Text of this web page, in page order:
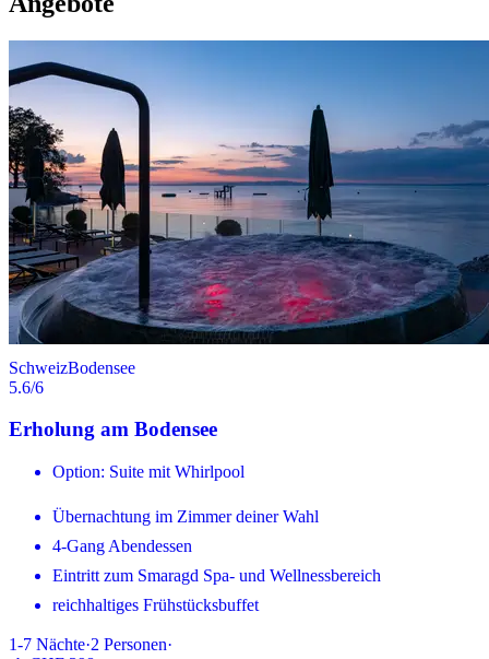
SchweizBodensee
5.6/6
Erholung am Bodensee
Option: Suite mit Whirlpool
Übernachtung im Zimmer deiner Wahl
4-Gang Abendessen
Eintritt zum Smaragd Spa- und Wellnessbereich
reichhaltiges Frühstücksbuffet
1-7 Nächte·2 Personen·